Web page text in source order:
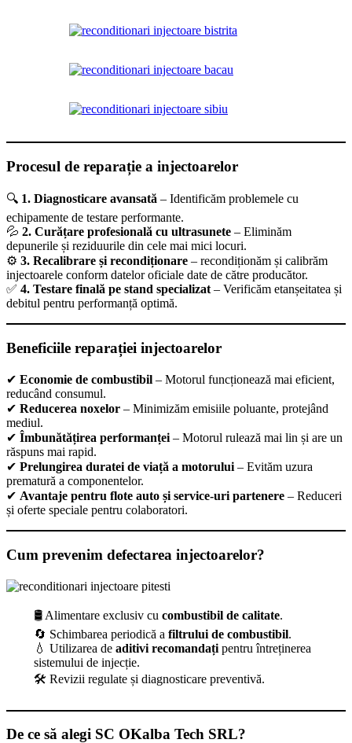
Procesul de reparație a injectoarelor
🔍 1. Diagnosticare avansată – Identificăm problemele cu
echipamente de testare performante.
💦 2. Curățare profesională cu ultrasunete – Eliminăm
depunerile și reziduurile din cele mai mici locuri.
⚙ 3. Recalibrare și recondiționare – recondiționăm și calibrăm
injectoarele conform datelor oficiale date de către producător.
✅ 4. Testare finală pe stand specializat– Verificăm etanșeitatea și
debitul pentru performanță optimă.
Beneficiile reparației injectoarelor
✔ Economie de combustibil – Motorul funcționează mai eficient,
reducând consumul.
✔ Reducerea noxelor – Minimizăm emisiile poluante, protejând
mediul.
✔ Îmbunătățirea performanței – Motorul rulează mai lin și are un
răspuns mai rapid.
✔ Prelungirea duratei de viață a motorului – Evităm uzura
prematură a componentelor.
✔ Avantaje pentru flote auto și service-uri partenere – Reduceri
și oferte speciale pentru colaboratori.
Cum prevenim defectarea injectoarelor?
🛢 Alimentare exclusiv cu combustibil de calitate.
🔄 Schimbarea periodică a filtrului de combustibil.
💧 Utilizarea de aditivi recomandațipentru întreținerea
sistemului de injecție.
🛠 Revizii regulate și diagnosticare preventivă.
De ce să alegi SC OKalba Tech SRL?